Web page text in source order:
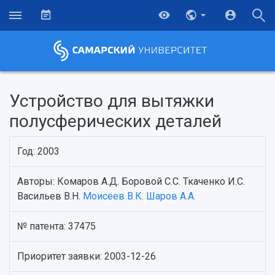
НАЗАД
История
Главные новости
Почему я выбираю Самарский университет?
Основные научные направления
Устройство для вытяжки
полусферических деталей
Год: 2003
Авторы: Комаров А.Д. Боровой С.С. Ткаченко И.С.
Васильев В.Н. Моисеев В.К. Шаров А.А.
№ патента: 37475
Приоритет заявки: 2003-12-26